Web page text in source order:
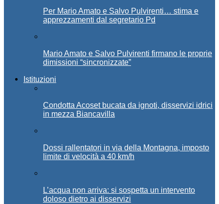
Per Mario Amato e Salvo Pulvirenti… stima e
apprezzamenti dal segretario Pd
Mario Amato e Salvo Pulvirenti firmano le proprie
dimissioni “sincronizzate”
Istituzioni
Condotta Acoset bucata da ignoti, disservizi idrici
in mezza Biancavilla
Dossi rallentatori in via della Montagna, imposto
limite di velocità a 40 km/h
L’acqua non arriva: si sospetta un intervento
doloso dietro ai disservizi